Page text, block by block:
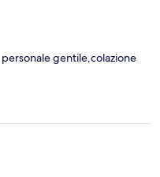
gentile,colazione